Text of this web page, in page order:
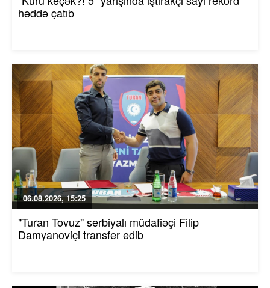
həddə çatıb
06.08.2026, 15:25
"Turan Tovuz" serbiyalı müdafiəçi Filip
Damyanoviçi transfer edib